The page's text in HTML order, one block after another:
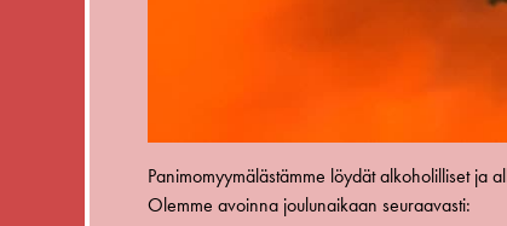
Panimomyymälästämme löydät alkoholilliset ja
Olemme avoinna joulunaikaan seuraavasti: